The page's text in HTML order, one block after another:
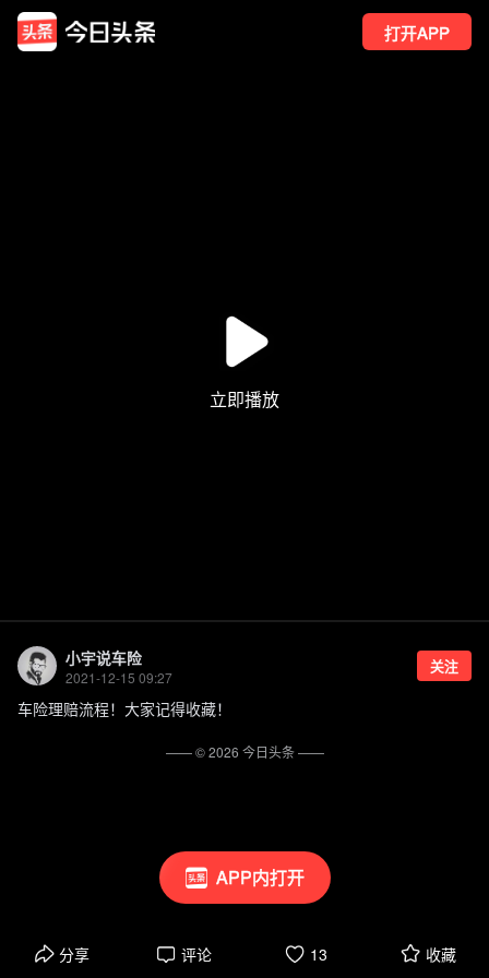
打开APP
APP内打开
小宇说车险
2021-12-15 09:27
关注
车险理赔流程！大家记得收藏！
分享 评论 13 收藏
—— ©2026 今日头条——